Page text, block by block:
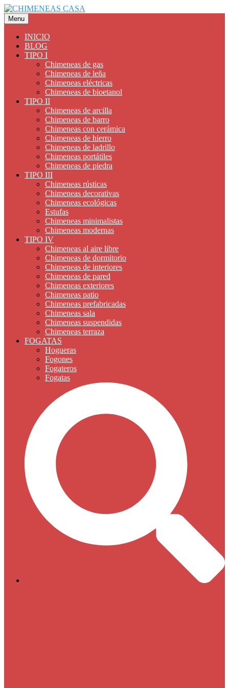
Saltar
al
contenido
Menu
INICIO
BLOG
TIPO I
Chimeneas de gas
Chimeneas de leña
Chimeneas eléctricas
Chimeneas de bioetanol
TIPO II
Chimeneas de arcilla
Chimeneas de barro
Chimeneas con cerámica
Chimeneas de hierro
Chimeneas de ladrillo
Chimeneas portátiles
Chimeneas de piedra
TIPO III
Chimeneas rústicas
Chimeneas decorativas
Chimeneas ecológicas
Estufas
Chimeneas minimalistas
Chimeneas modernas
TIPO IV
Chimeneas al aire libre
Chimeneas de dormitorio
Chimeneas de interiores
Chimeneas de pared
Chimeneas exteriores
Chimeneas patio
Chimeneas prefabricadas
Chimeneas sala
Chimeneas suspendidas
Chimeneas terraza
FOGATAS
Hogueras
Fogones
Fogateros
Fogatas